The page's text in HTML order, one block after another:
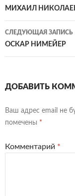
по
записям
МИХАИЛ
СЛЕДУЮЩАЯ ЗАПИСЬ
ОСКАР НИМЕЙЕР
ДОБАВИТЬ
Ваш адрес email не
помечены *
Комментарий *